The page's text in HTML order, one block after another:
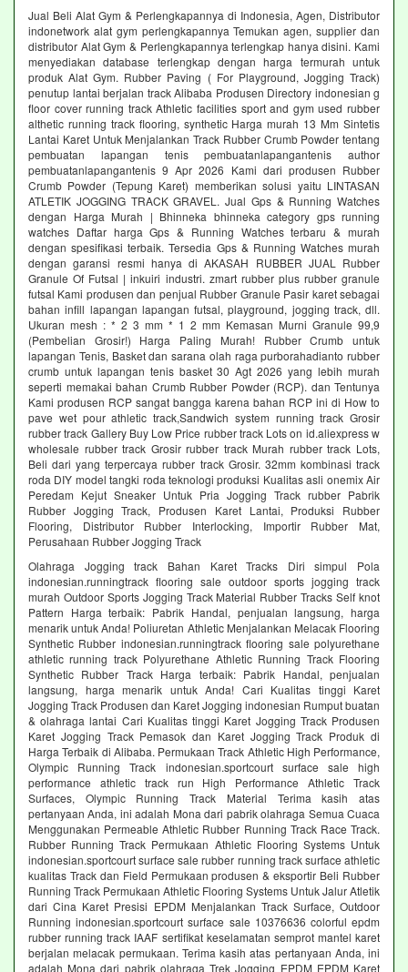
Jual Beli Alat Gym & Perlengkapannya di Indonesia, Agen, Distributor
indonetwork alat gym perlengkapannya Temukan agen, supplier dan
distributor Alat Gym & Perlengkapannya terlengkap hanya disini. Kami
menyediakan database terlengkap dengan harga termurah untuk
produk Alat Gym. Rubber Paving ( For Playground, Jogging Track)
penutup lantai berjalan track Alibaba Produsen Directory indonesian g
floor cover running track Athletic facilities sport and gym used rubber
althetic running track flooring, synthetic Harga murah 13 Mm Sintetis
Lantai Karet Untuk Menjalankan Track Rubber Crumb Powder tentang
pembuatan lapangan tenis pembuatanlapangantenis author
pembuatanlapangantenis 9 Apr 2026 Kami dari produsen Rubber
Crumb Powder (Tepung Karet) memberikan solusi yaitu LINTASAN
ATLETIK JOGGING TRACK GRAVEL. Jual Gps & Running Watches
dengan Harga Murah | Bhinneka bhinneka category gps running
watches Daftar harga Gps & Running Watches terbaru & murah
dengan spesifikasi terbaik. Tersedia Gps & Running Watches murah
dengan garansi resmi hanya di AKASAH RUBBER JUAL Rubber
Granule Of Futsal | inkuiri industri. zmart rubber plus rubber granule
futsal Kami produsen dan penjual Rubber Granule Pasir karet sebagai
bahan infill lapangan lapangan futsal, playground, jogging track, dll.
Ukuran mesh : * 2 3 mm * 1 2 mm Kemasan Murni Granule 99,9
(Pembelian Grosir!) Harga Paling Murah! Rubber Crumb untuk
lapangan Tenis, Basket dan sarana olah raga purborahadianto rubber
crumb untuk lapangan tenis basket 30 Agt 2026 yang lebih murah
seperti memakai bahan Crumb Rubber Powder (RCP). dan Tentunya
Kami produsen RCP sangat bangga karena bahan RCP ini di How to
pave wet pour athletic track,Sandwich system running track Grosir
rubber track Gallery Buy Low Price rubber track Lots on id.aliexpress w
wholesale rubber track Grosir rubber track Murah rubber track Lots,
Beli dari yang terpercaya rubber track Grosir. 32mm kombinasi track
roda DIY model tangki roda teknologi produksi Kualitas asli onemix Air
Peredam Kejut Sneaker Untuk Pria Jogging Track rubber Pabrik
Rubber Jogging Track, Produsen Karet Lantai, Produksi Rubber
Flooring, Distributor Rubber Interlocking, Importir Rubber Mat,
Perusahaan Rubber Jogging Track
Olahraga Jogging track Bahan Karet Tracks Diri simpul Pola
indonesian.runningtrack flooring sale outdoor sports jogging track
murah Outdoor Sports Jogging Track Material Rubber Tracks Self knot
Pattern Harga terbaik: Pabrik Handal, penjualan langsung, harga
menarik untuk Anda! Poliuretan Athletic Menjalankan Melacak Flooring
Synthetic Rubber indonesian.runningtrack flooring sale polyurethane
athletic running track Polyurethane Athletic Running Track Flooring
Synthetic Rubber Track Harga terbaik: Pabrik Handal, penjualan
langsung, harga menarik untuk Anda! Cari Kualitas tinggi Karet
Jogging Track Produsen dan Karet Jogging indonesian Rumput buatan
& olahraga lantai Cari Kualitas tinggi Karet Jogging Track Produsen
Karet Jogging Track Pemasok dan Karet Jogging Track Produk di
Harga Terbaik di Alibaba. Permukaan Track Athletic High Performance,
Olympic Running Track indonesian.sportcourt surface sale high
performance athletic track run High Performance Athletic Track
Surfaces, Olympic Running Track Material Terima kasih atas
pertanyaan Anda, ini adalah Mona dari pabrik olahraga Semua Cuaca
Menggunakan Permeable Athletic Rubber Running Track Race Track.
Rubber Running Track Permukaan Athletic Flooring Systems Untuk
indonesian.sportcourt surface sale rubber running track surface athletic
kualitas Track dan Field Permukaan produsen & eksportir Beli Rubber
Running Track Permukaan Athletic Flooring Systems Untuk Jalur Atletik
dari Cina Karet Presisi EPDM Menjalankan Track Surface, Outdoor
Running indonesian.sportcourt surface sale 10376636 colorful epdm
rubber running track IAAF sertifikat keselamatan semprot mantel karet
berjalan melacak permukaan. Terima kasih atas pertanyaan Anda, ini
adalah Mona dari pabrik olahraga Trek Jogging EPDM EPDM Karet